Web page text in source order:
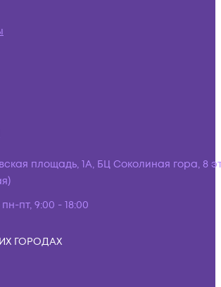
площадь, 1А, БЦ Соколиная гора, 8
пн-пт, 9:00 - 18:00
ГОРОДАХ